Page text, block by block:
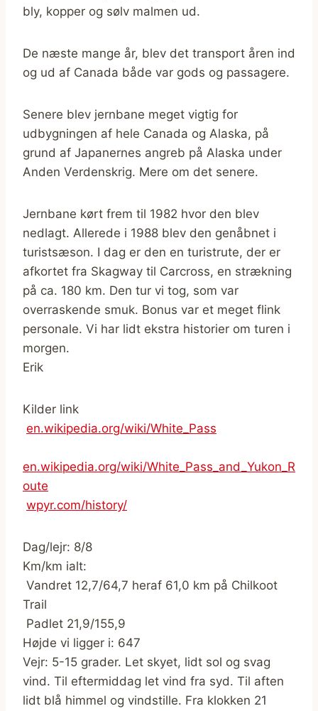
bly, kopper og sølv malmen ud.
De næste mange år, blev det transport åren ind
og ud af Canada både var gods og passagere.
Senere blev jernbane meget vigtig for
udbygningen af hele Canada og Alaska, på
grund af Japanernes angreb på Alaska under
Anden Verdenskrig. Mere om det senere.
Jernbane kørt frem til 1982 hvor den blev
nedlagt. Allerede i 1988 blev den genåbnet i
turistsæson. I dag er den en turistrute, der er
afkortet fra Skagway til Carcross, en strækning
på ca. 180 km. Den tur vi tog, som var
overraskende smuk. Bonus var et meget flink
personale. Vi har lidt ekstra historier om turen i
morgen.
Erik
Kilder link
en.wikipedia.org/wiki/White_Pass
en.wikipedia.org/wiki/White_Pass_and_Yukon_R
oute
wpyr.com/history/
Dag/lejr: 8/8
Km/km ialt:
 Vandret 12,7/64,7 heraf 61,0 km på Chilkoot
Trail
 Padlet 21,9/155,9
Højde vi ligger i: 647
Vejr: 5-15 grader. Let skyet, lidt sol og svag
vind. Til eftermiddag let vind fra syd. Til aften
lidt blå himmel og vindstille. Fra klokken 21